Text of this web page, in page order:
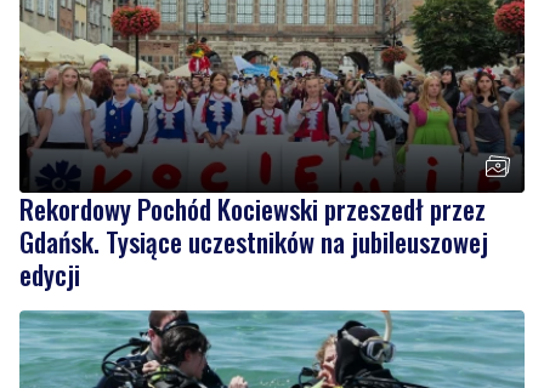
Rekordowy Pochód Kociewski przeszedł przez
Gdańsk. Tysiące uczestników na jubileuszowej
edycji